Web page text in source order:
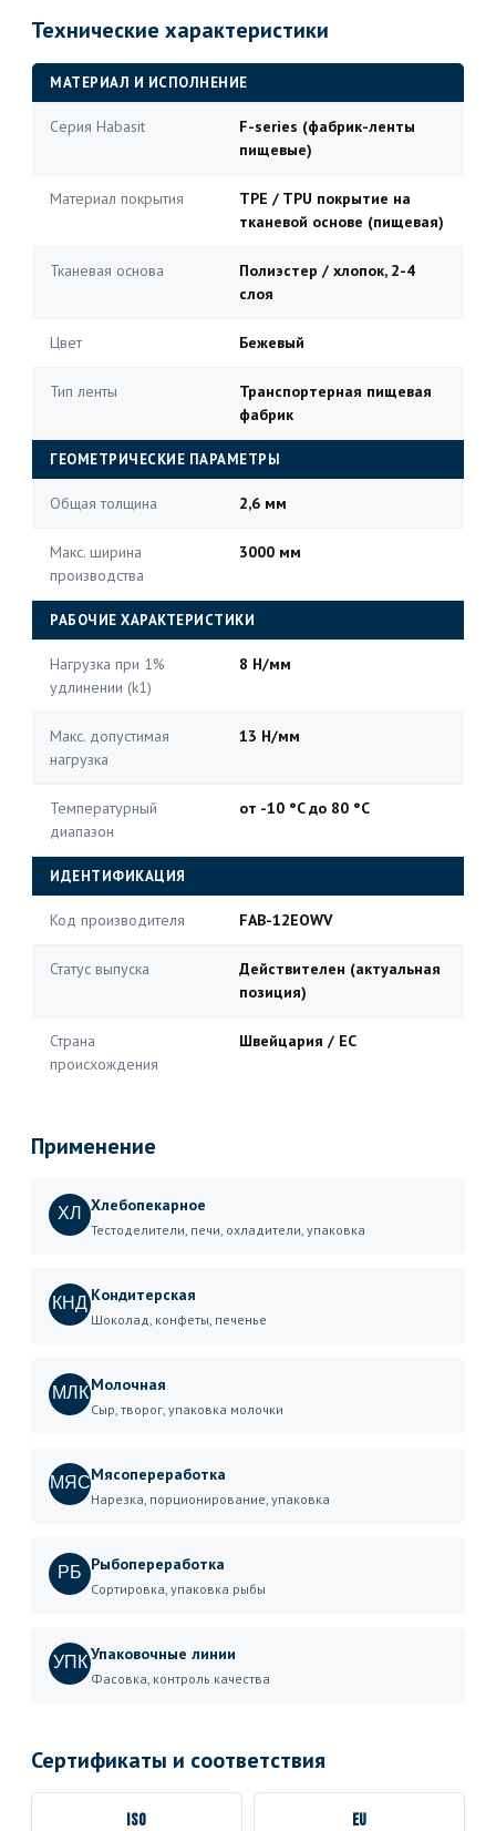
Технические характеристики
МАТЕРИАЛ И ИСПОЛНЕНИЕ
Серия Habasit
F-series (фабрик-ленты
пищевые)
Материал покрытия
TPE / TPU покрытие на
тканевой основе (пищевая)
Тканевая основа
Полиэстер / хлопок, 2-4
слоя
Цвет Бежевый
Тип ленты
Транспортерная пищевая
фабрик
ГЕОМЕТРИЧЕСКИЕ ПАРАМЕТРЫ
Общая толщина 2,6 мм
Макс. ширина
производства
3000 мм
РАБОЧИЕ ХАРАКТЕРИСТИКИ
Нагрузка при 1%
удлинении (k1)
8 Н/мм
Макс. допустимая
нагрузка
13 Н/мм
Температурный
диапазон
от -10 °C до 80 °C
ИДЕНТИФИКАЦИЯ
Код производителя FAB-12EOWV
Статус выпуска
Действителен (актуальная
позиция)
Страна
происхождения
Швейцария / ЕС
Применение
ХЛ Хлебопекарное
Тестоделители, печи, охладители, упаковка
КНД Кондитерская
Шоколад, конфеты, печенье
МЛКМолочная
Сыр, творог, упаковка молочки
МЯСМясопереработка
Нарезка, порционирование, упаковка
РБ Рыбопереработка
Сортировка, упаковка рыбы
УПКУпаковочные линии
Фасовка, контроль качества
Сертификаты и соответствия
ISO EU